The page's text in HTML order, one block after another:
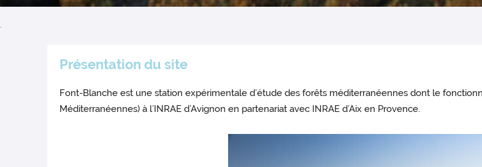
.
Présentation du site
Font-Blanche est une station expérimentale d’étude des forêts méditerranéennes dont le
Méditerranéennes) à l’INRAE d’Avignon en partenariat avec INRAE d’Aix en Provence.